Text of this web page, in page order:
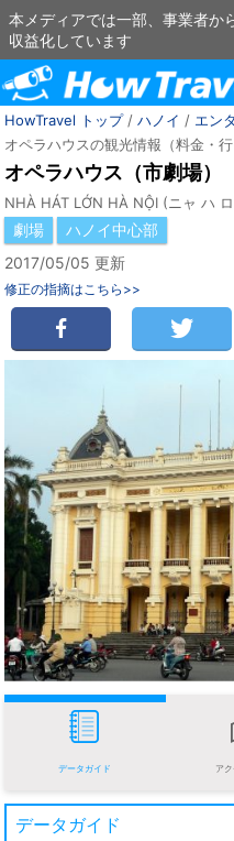
本メディアでは一部、事業者か
収益化しています
HowTravel トップ/ ハノイ / エン
オペラハウスの観光情報（料金・行
オペラハウス（市劇場）
NHÀ HÁT LỚN HÀ NỘI (ニャ ハ
劇場
ハノイ中心部
2017/05/05 更新
修正の指摘はこちら>>
データガイド ア
データガイド